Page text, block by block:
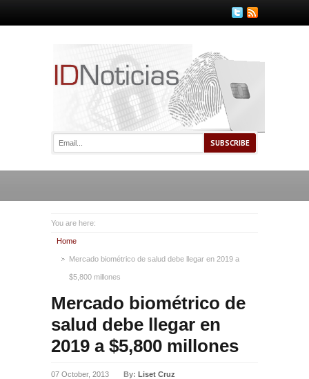
You are here:
Home
Mercado biométrico de salud debe llegar en 2019 a
$5,800 millones
Mercado biométrico de
salud debe llegar en
2019 a $5,800 millones
07 October, 2013 By: Liset Cruz